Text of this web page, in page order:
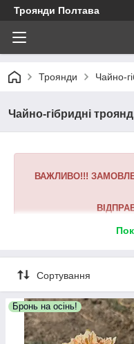
Троянди Полтава
Троянди Чайно-
Чайно-гібридні
ВАЖЛИВО!!!
Мінімальна сума для
Увага!Для
накладним платежем
зазначеного
передоплата,
Сортування
Бронь на осінь!